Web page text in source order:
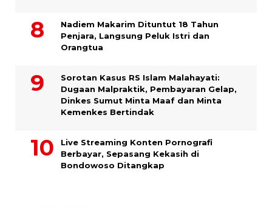
​Nadiem Makarim Dituntut 18 Tahun
Penjara, Langsung Peluk Istri dan
Orangtua
Sorotan Kasus RS Islam Malahayati:
Dugaan Malpraktik, Pembayaran Gelap,
Dinkes Sumut Minta Maaf dan Minta
Kemenkes Bertindak
Live Streaming Konten Pornografi
Berbayar, Sepasang Kekasih di
Bondowoso Ditangkap